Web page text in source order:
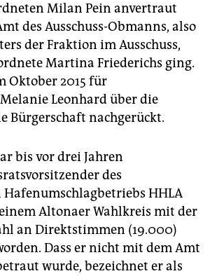
Milan Pein anvertraut
des Ausschuss-Obmanns, also
der Fraktion im Ausschuss,
Martina Friederichs ging.
Oktober 2015 für
Leonhard über die
Bürgerschaft nachgerückt.
bis vor drei Jahren
des
HHLA
Altonaer Wahlkreis mit der
an Direktstimmen (19.000)
Dass er nicht mit dem Amt
wurde, bezeichnet er als